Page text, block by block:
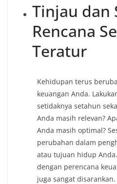
Tinjau dan
Rencana
Teratur
Kehidupan terus
keuangan Anda.
setidaknya setahun
Anda masih relevan?
Anda masih optimal?
perubahan dalam
atau tujuan hidup
dengan perencana
juga sangat disarankan.